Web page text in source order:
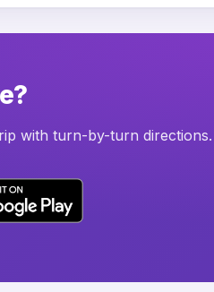
with turn-by-turn directions.